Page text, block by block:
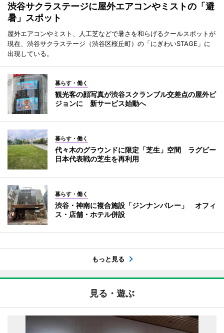
渋谷サクラステージに屋外エアコンやミストの「避
暑」スポット
屋外エアコンやミスト、人工芝などで暑さを和らげるクールスポットが
現在、渋谷サクラステージ（渋谷区桜丘町）の「にぎわいSTAGE」に
出現している。
暮らす・働く
観光客の顔写真が渋谷スクランブル交差点の屋外ビ
ジョンに 新サービス始動へ
暮らす・働く
代々木のグラウンドに限定「芝生」空間 ラグビー
日本代表戦の芝生を再利用
暮らす・働く
渋谷・神南に複合施設「ジンナンバレー」 オフィ
ス・店舗・ホテル併設
もっと見る
見る・遊ぶ